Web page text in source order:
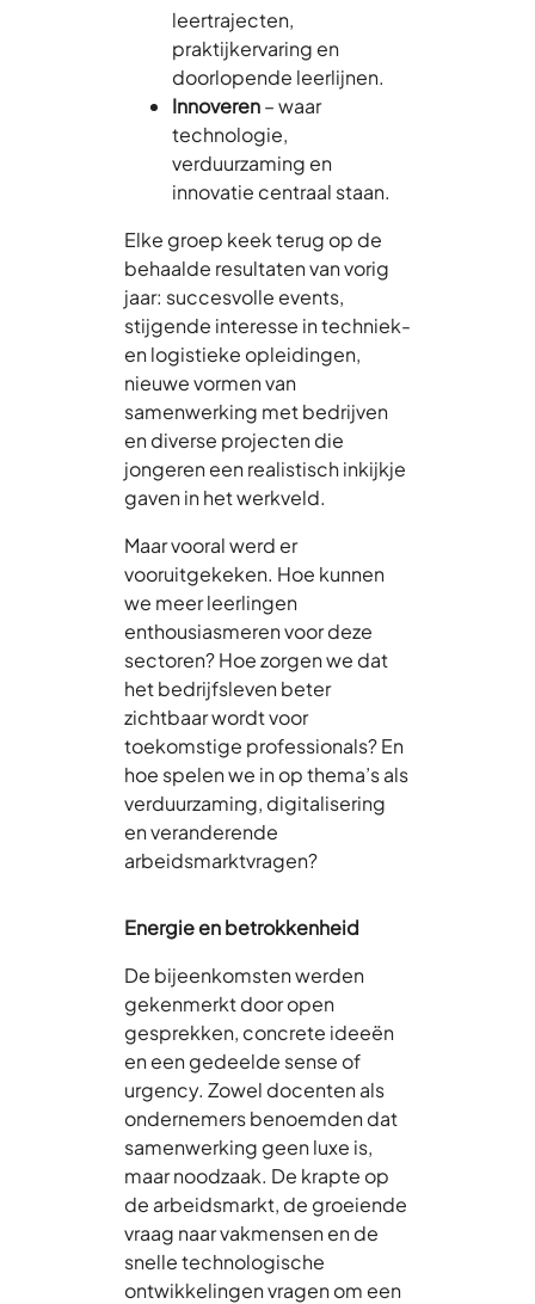
leertrajecten,
praktijkervaring en
doorlopende leerlijnen.
Innoveren– waar
technologie,
verduurzaming en
innovatie centraal staan.
Elke groep keek terug op de
behaalde resultaten van vorig
jaar: succesvolle events,
stijgende interesse in techniek-
en logistieke opleidingen,
nieuwe vormen van
samenwerking met bedrijven
en diverse projecten die
jongeren een realistisch inkijkje
gaven in het werkveld.
Maar vooral werd er
vooruitgekeken. Hoe kunnen
we meer leerlingen
enthousiasmeren voor deze
sectoren? Hoe zorgen we dat
het bedrijfsleven beter
zichtbaar wordt voor
toekomstige professionals? En
hoe spelen we in op thema’s als
verduurzaming, digitalisering
en veranderende
arbeidsmarktvragen?
Energie en betrokkenheid
De bijeenkomsten werden
gekenmerkt door open
gesprekken, concrete ideeën
en een gedeelde sense of
urgency. Zowel docenten als
ondernemers benoemden dat
samenwerking geen luxe is,
maar noodzaak. De krapte op
de arbeidsmarkt, de groeiende
vraag naar vakmensen en de
snelle technologische
ontwikkelingen vragen om een